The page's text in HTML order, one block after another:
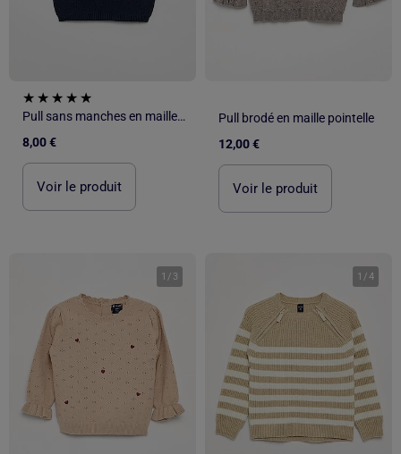
Pull sans manches en maille tricot
8,00 €
Voir le produit
Pull brodé en maille pointelle
12,00 €
Voir le produit
1 / 3 1 /4